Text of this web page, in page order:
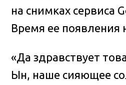
на снимках сервиса
Время ее появления
«Да здравствует
Ын, наше сияющее